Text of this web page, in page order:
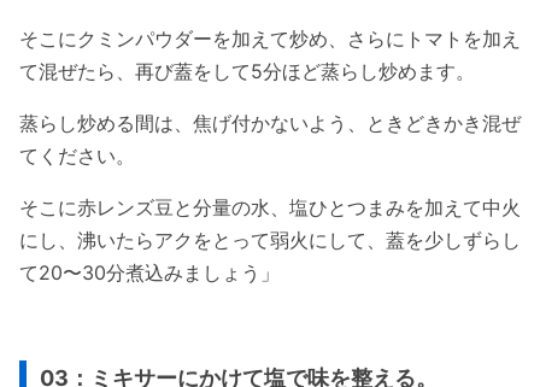
そこにクミンパウダーを加えて炒め、さらにトマトを加え
て混ぜたら、再び蓋をして5分ほど蒸らし炒めます。
蒸らし炒める間は、焦げ付かないよう、ときどきかき混ぜ
てください。
そこに赤レンズ豆と分量の水、塩ひとつまみを加えて中火
にし、沸いたらアクをとって弱火にして、蓋を少しずらし
て20〜30分煮込みましょう」
03：ミキサーにかけて塩で味を整える。